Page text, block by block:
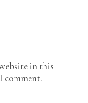
in this
comment.